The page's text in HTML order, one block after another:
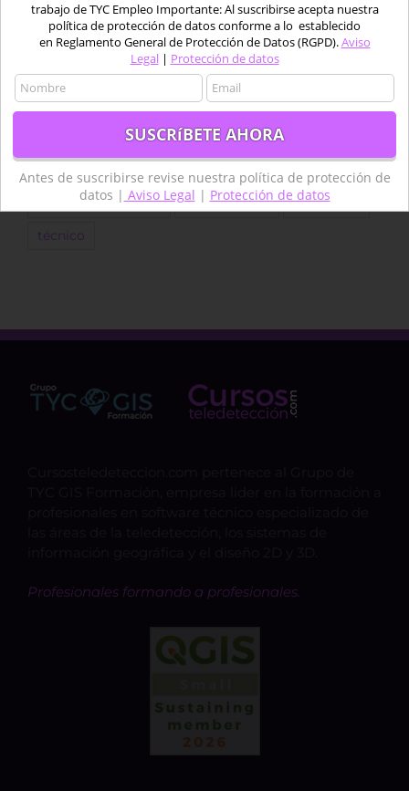
Google Earth Engine IA Imágenes
Imágenes satélite ingeniero Landsat
LIDAR marino Medio acuático Oferta
Satélites sentinel SIG
Teledetcción Teledetección
Teledetección agua termongrafía topografía
técnico
Profesionales formando a profesionales.
trabajo de TYC Empleo Importante: Al suscribirse acepta nuestra
política de protección de datos conforme a lo establecido
en Reglamento General de Protección de Datos (RGPD).Aviso
Legal| Protección de datos
Antes de suscribirse revise nuestra política de protección de
datos | Aviso Legal | Protección de datos